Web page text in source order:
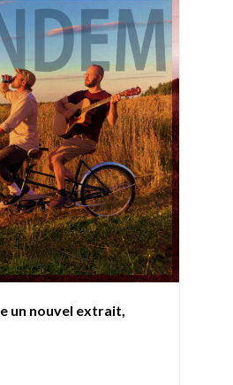
un nouvel extrait,